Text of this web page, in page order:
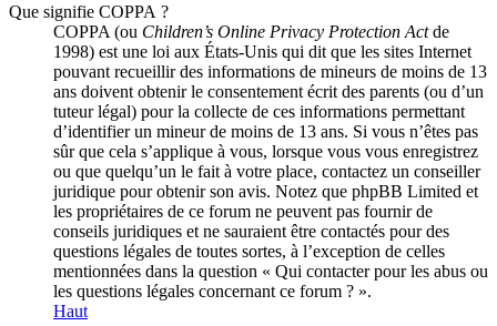
Que signifie COPPA ?
COPPA (ou Children’s Online Privacy Protection Actde
1998) est une loi aux États-Unis qui dit que les sites Internet
pouvant recueillir des informations de mineurs de moins de 13
ans doivent obtenir le consentement écrit des parents (ou d’un
tuteur légal) pour la collecte de ces informations permettant
d’identifier un mineur de moins de 13 ans. Si vous n’êtes pas
sûr que cela s’applique à vous, lorsque vous vous enregistrez
ou que quelqu’un le fait à votre place, contactez un conseiller
juridique pour obtenir son avis. Notez que phpBB Limited et
les propriétaires de ce forum ne peuvent pas fournir de
conseils juridiques et ne sauraient être contactés pour des
questions légales de toutes sortes, à l’exception de celles
mentionnées dans la question « Qui contacter pour les abus ou
les questions légales concernant ce forum ? ».
Haut